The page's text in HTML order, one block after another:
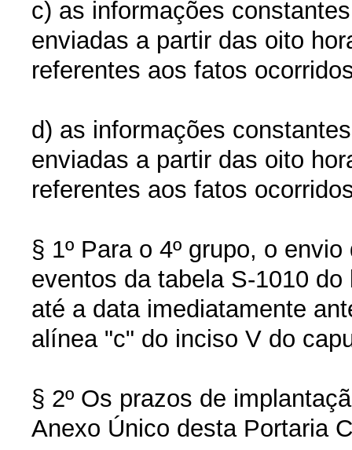
c) as informações
enviadas a partir das oito
referentes aos fatos
d) as informações
enviadas a partir das oito
referentes aos fatos
§ 1º Para o 4º grupo, o
eventos da tabela S-1010
até a data imediatamente
alínea "c" do inciso V do
§ 2º Os prazos de
Anexo Único desta Portaria